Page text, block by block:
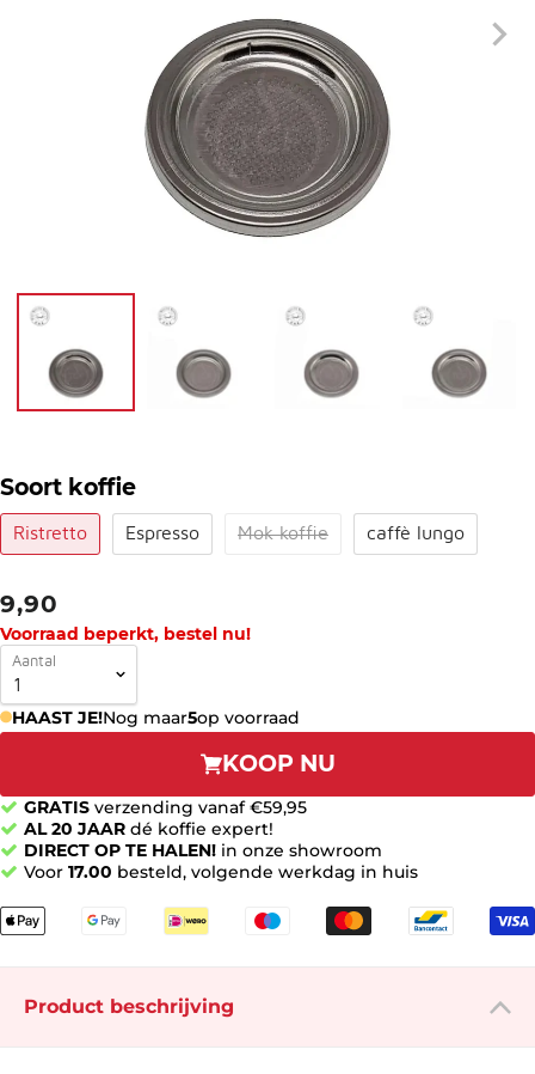
Soort koffie
Ristretto Espresso Mok koffie caffè lungo
9,90
Voorraad beperkt, bestel nu!
Aantal
HAAST JE!Nog maar5op voorraad
KOOP NU
GRATIS verzending vanaf €59,95
AL 20 JAAR dé koffie expert!
DIRECT OP TE HALEN! in onze showroom
Voor 17.00 besteld, volgende werkdag in huis
Product beschrijving